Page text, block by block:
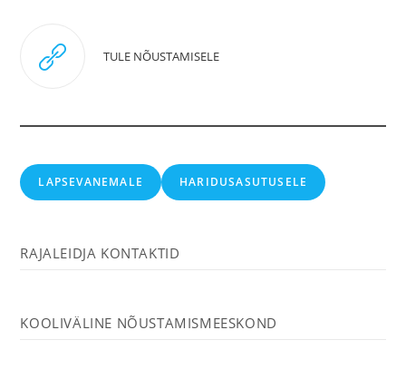
TULE NÕUSTAMISELE
LAPSEVANEMALE HARIDUSASUTUSELE
RAJALEIDJA KONTAKTID
KOOLIVÄLINE NÕUSTAMISMEESKOND